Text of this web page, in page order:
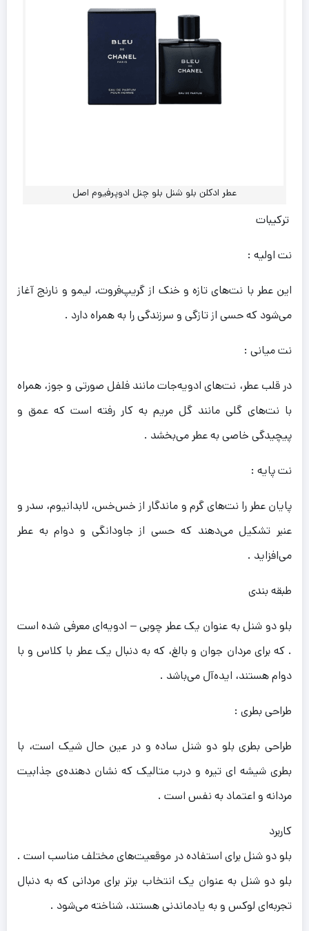
عطر ادکلن بلو شنل بلو چنل ادوپرفیوم اصل
ترکیبات
نت اولیه :
این عطر با نت‌های تازه و خنک از گریپ‌فروت، لیمو و نارنج آغاز
می‌شود که حسی از تازگی و سرزندگی را به همراه دارد .
نت میانی :
در قلب عطر، نت‌های ادویه‌جات مانند فلفل صورتی و جوز، همراه
با نت‌های گلی مانند گل مریم به کار رفته است که عمق و
پیچیدگی خاصی به عطر می‌بخشد .
نت پایه :
پایان عطر را نت‌های گرم و ماندگار از خس‌خس، لابدانیوم، سدر و
عنبر تشکیل می‌دهند که حسی از جاودانگی و دوام به عطر
می‌افزاید .
طبقه‌ بندی
بلو دو شنل به عنوان یک عطر چوبی – ادویه‌ای معرفی شده است
. که برای مردان جوان و بالغ، که به دنبال یک عطر با کلاس و با
دوام هستند، ایده‌آل می‌باشد .
طراحی بطری :
طراحی بطری بلو دو شنل ساده و در عین حال شیک است، با
بطری شیشه‌ ای تیره و درب متالیک که نشان دهنده‌ی جذابیت
مردانه و اعتماد به نفس است .
کاربرد
بلو دو شنل برای استفاده در موقعیت‌های مختلف مناسب است .
بلو دو شنل به عنوان یک انتخاب برتر برای مردانی که به دنبال
تجربه‌ای لوکس و به یادماندنی هستند، شناخته می‌شود .